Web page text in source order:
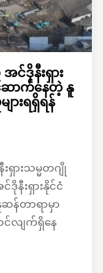
င်ဒိုနီးရှား
ာက်နေတဲ့ နူ
ျားရရှိရန်
ရှားသမ္မတဂျို
ဒိုနီးရှားနိုင်ငံ
န်တာရာမှာ
င်လျက်ရှိနေ